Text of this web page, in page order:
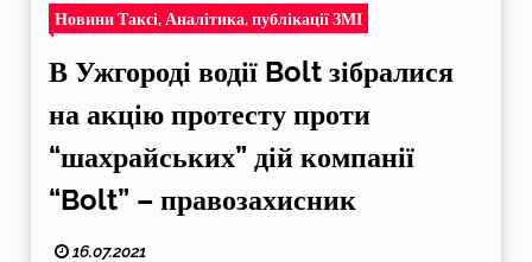
Новини Таксі, Аналітика, публікації ЗМІ
В Ужгороді водії Bolt зібралися
на акцію протесту проти
“шахрайських” дій компанії
“Bolt” – правозахисник
16.07.2021